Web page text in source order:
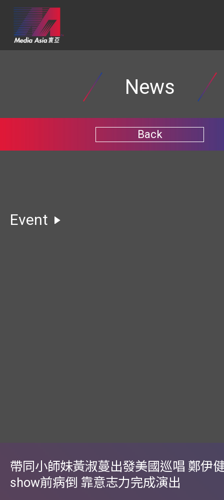
News
Back
Event
帶同小師妹黃淑蔓出發美國巡唱 鄭伊
show前病倒 靠意志力完成演出